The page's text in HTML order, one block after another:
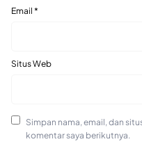
Email *
Situs Web
Simpan nama, email, dan
komentar saya berikutnya.